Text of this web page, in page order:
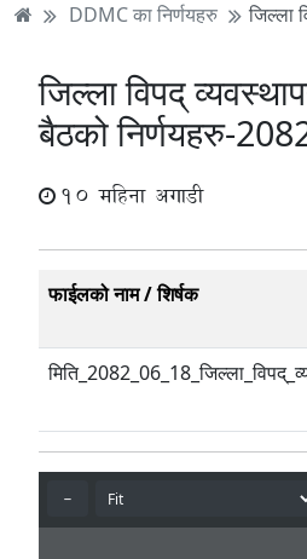
DDMC का निर्णयहरु जिल्ला
जिल्ला विपद्
बैठको निर्णयहरु-
10 महिना अगाडी
फाईलको नाम / शिर्षक